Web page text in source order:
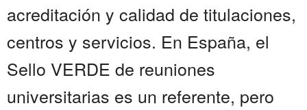
acreditación y calidad de titulaciones,
centros y servicios. En España, el
Sello VERDE de reuniones
universitarias es un referente, pero